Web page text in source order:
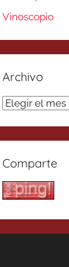
Vinoscopio
Archivo
Archivo
Comparte